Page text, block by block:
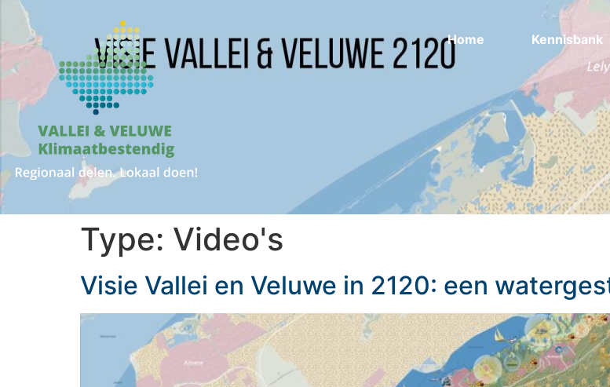
Home Kennisbank
Type: Video's
Visie Vallei en Veluwe in 2120: een